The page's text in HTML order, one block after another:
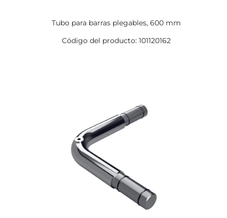
Tubo para barras plegables, 600 mm
Código del producto: 101120162